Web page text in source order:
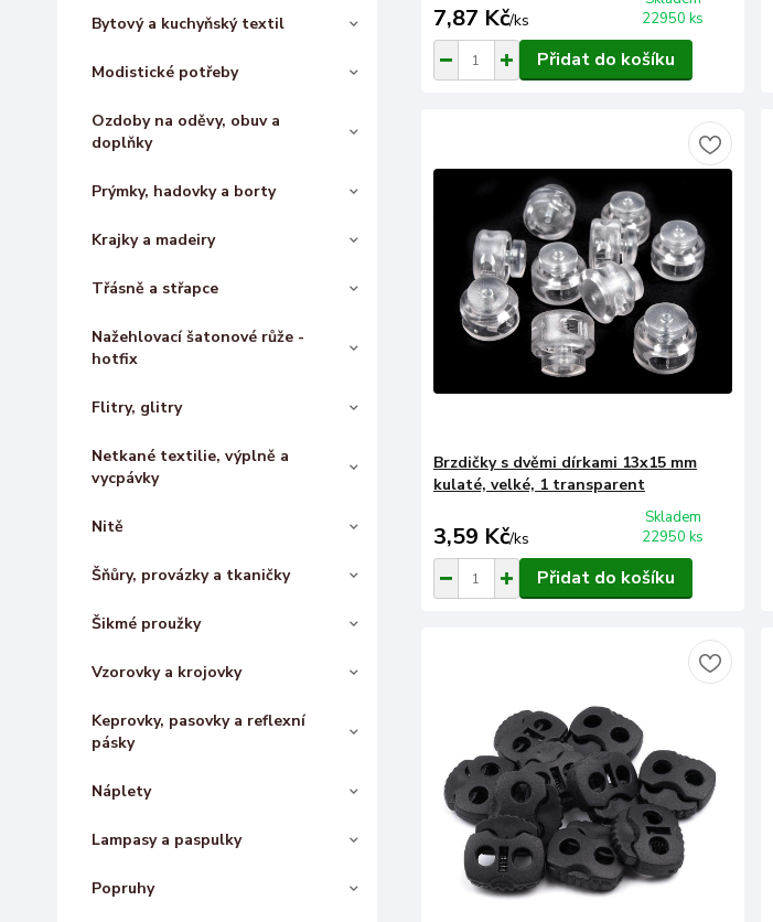
Bytový a kuchyňský textil
Modistické potřeby
Ozdoby na oděvy, obuv a
doplňky
Prýmky, hadovky a borty
Krajky a madeiry
Třásně a střapce
Nažehlovací šatonové růže -
hotfix
Flitry, glitry
Netkané textilie, výplně a
vycpávky
Nitě
Šňůry, provázky a tkaničky
Šikmé proužky
Vzorovky a krojovky
Keprovky, pasovky a reflexní
pásky
Náplety
Lampasy a paspulky
Popruhy
7,87 Kč/ks
22950 ks
Přidat do košíku
Brzdičky s dvěmi dírkami 13x15 mm
kulaté, velké, 1 transparent
3,59 Kč/ks
Skladem
22950 ks
Přidat do košíku